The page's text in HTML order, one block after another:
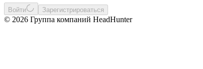
Войти Зарегистрироваться
© 2026 Группа компаний HeadHunter